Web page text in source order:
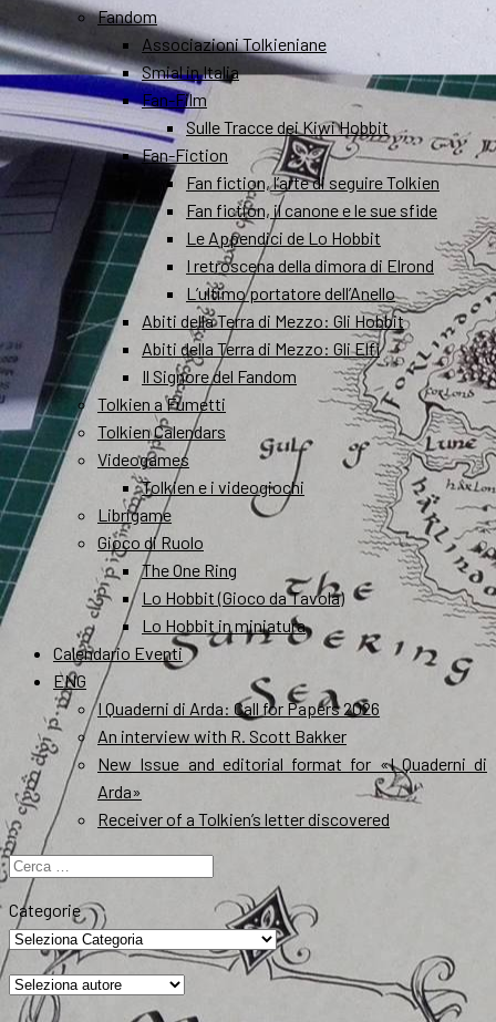
Fandom
Associazioni Tolkieniane
Smial in Italia
Fan-Film
Sulle Tracce dei Kiwi Hobbit
Fan-Fiction
Fan fiction, l’arte di seguire Tolkien
Fan fiction, il canone e le sue sfide
Le Appendici de Lo Hobbit
I retroscena della dimora di Elrond
L’ultimo portatore dell’Anello
Abiti della Terra di Mezzo: Gli Hobbit
Abiti della Terra di Mezzo: Gli Elfi
Il Signore del Fandom
Tolkien a Fumetti
Tolkien Calendars
Videogames
Tolkien e i videogiochi
Librigame
Gioco di Ruolo
The One Ring
Lo Hobbit (Gioco da Tavola)
Lo Hobbit in miniatura
Calendario Eventi
ENG
I Quaderni di Arda: Call for Papers 2026
An interview with R. Scott Bakker
New Issue and editorial format for «I Quaderni di
Arda»
Receiver of a Tolkien’s letter discovered
Ricerca
per:
Categorie